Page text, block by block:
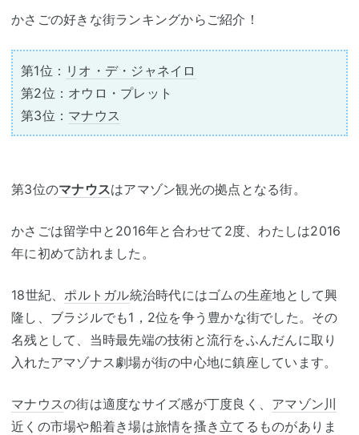
かさごの好きな街ランキングからご紹介！
第1位： リオ・デ・ジャネイロ
第2位：オウロ・プレット
第3位： マナウス
第3位のマナウスはアマゾン観光の拠点となる街。
かさごは留学中と2016年と合わせて2度、わたしは2016
年に初めて訪れました。
18世紀、ポルトガル統治時代にはゴムの生産地として興
隆し、ブラジルでも1，2位を争う豊かな街でした。その
名残として、当時最先端の技術と流行をふんだんに取り
入れたアマゾナス劇場が街の中心地に鎮座しています。
マナウスの街は適度なサイズ感が丁度良く、 アマゾン川
近くの市場や船着き場は旅情を搔き立てるものがありま